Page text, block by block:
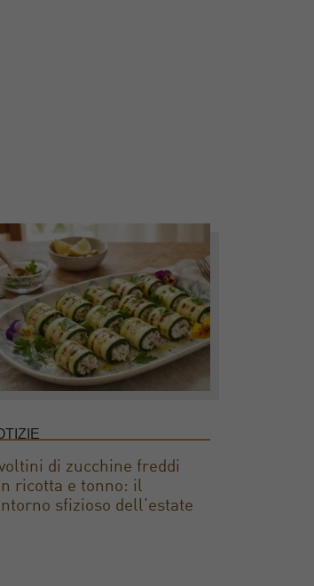
di zucchine freddi
ricotta e tonno: il
sfizioso dell’estate